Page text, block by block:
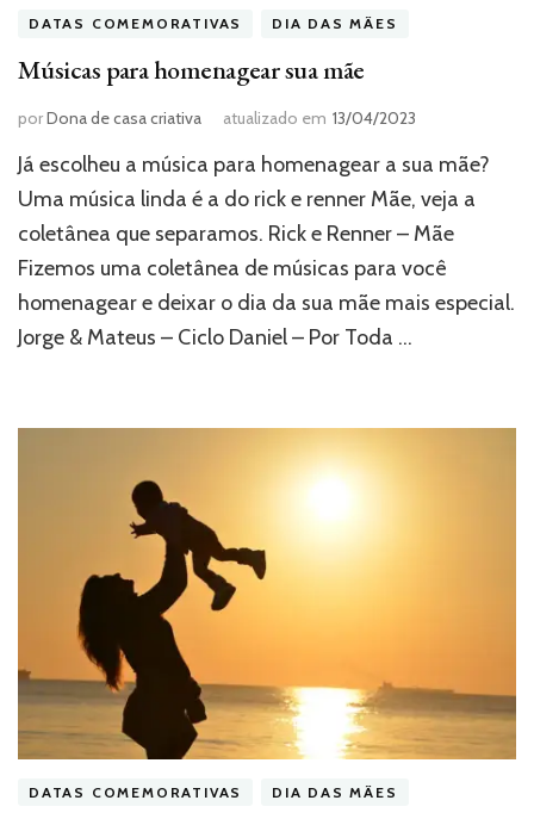
DATAS COMEMORATIVAS DIA DAS MÃES
Músicas para homenagear sua mãe
porDona de casa criativa atualizado em 13/04/2023
Já escolheu a música para homenagear a sua mãe?
Uma música linda é a do rick e renner Mãe, veja a
coletânea que separamos. Rick e Renner – Mãe
Fizemos uma coletânea de músicas para você
homenagear e deixar o dia da sua mãe mais especial.
Jorge & Mateus – Ciclo Daniel – Por Toda …
DATAS COMEMORATIVAS DIA DAS MÃES